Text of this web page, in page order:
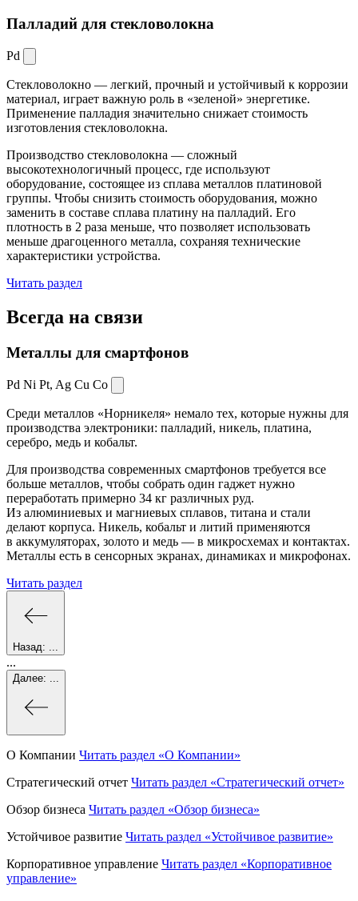
Палладий для стекловолокна
Pd
Стекловолокно — легкий, прочный и устойчивый к коррозии
материал, играет важную роль в «зеленой» энергетике.
Применение палладия значительно снижает стоимость
изготовления стекловолокна.
Производство стекловолокна — сложный
высокотехнологичный процесс, где используют
оборудование, состоящее из сплава металлов платиновой
группы. Чтобы снизить стоимость оборудования, можно
заменить в составе сплава платину на палладий. Его
плотность в 2 раза меньше, что позволяет использовать
меньше драгоценного металла, сохраняя технические
характеристики устройства.
Читать раздел
Всегда на связи
Металлы для смартфонов
Pd Ni Pt, Ag Cu Co
Среди металлов «Норникеля» немало тех, которые нужны для
производства электроники: палладий, никель, платина,
серебро, медь и кобальт.
Для производства современных смартфонов требуется все
больше металлов, чтобы собрать один гаджет нужно
переработать примерно 34 кг различных руд.
Из алюминиевых и магниевых сплавов, титана и стали
делают корпуса. Никель, кобальт и литий применяются
в аккумуляторах, золото и медь — в микросхемах и контактах.
Металлы есть в сенсорных экранах, динамиках и микрофонах.
Читать раздел
Назад:
...
Далее:
О Компании Читать раздел «О Компании»
Стратегический отчет Читать раздел «Стратегический отчет»
Обзор бизнеса Читать раздел «Обзор бизнеса»
Устойчивое развитие Читать раздел «Устойчивое развитие»
Корпоративное управление Читать раздел «Корпоративное
управление»